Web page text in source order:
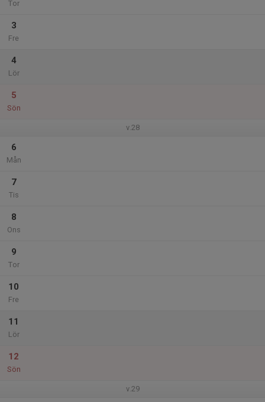
Tor
3
Fre
4
Lör
5
Sön
v.28
6
Mån
7
Tis
8
Ons
9
Tor
10
Fre
11
Lör
12
Sön
v.29